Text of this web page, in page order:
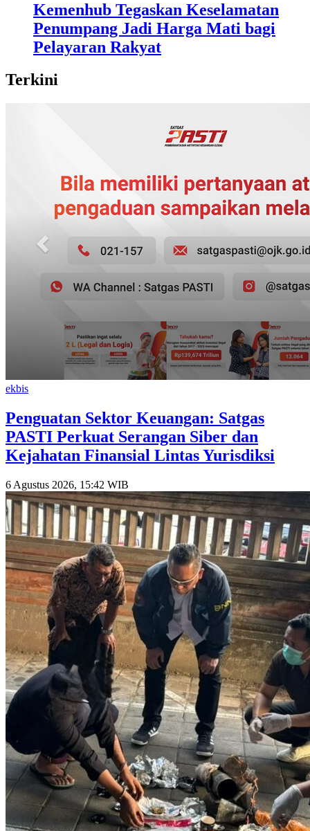
Kemenhub Tegaskan Keselamatan
Penumpang Jadi Harga Mati bagi
Pelayaran Rakyat
Terkini
ekbis
Penguatan Sektor Keuangan: Satgas
PASTI Perkuat Serangan Siber dan
Kejahatan Finansial Lintas Yurisdiksi
6 Agustus 2026, 15:42 WIB